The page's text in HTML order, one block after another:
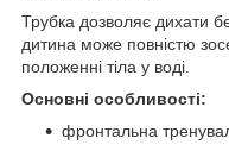
Трубка дозволяє дихати
дитина може повністю
положенні тіла у воді.
Основні особливості:
фронтальна